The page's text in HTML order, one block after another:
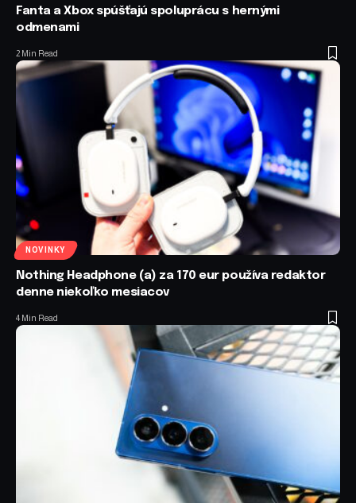
Fanta a Xbox spúšťajú spoluprácu s hernými
odmenami
2 Min Read
NOVINKY
Nothing Headphone (a) za 170 eur používa redaktor
denne niekoľko mesiacov
4 Min Read